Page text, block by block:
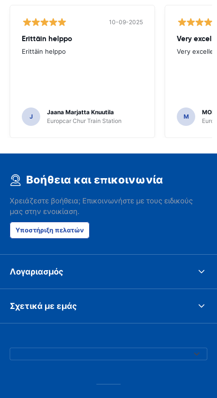
10-09-2025
Erittäin helppo
Erittäin helppo
J
Jaana Marjatta Knuutila
Europcar Chur Train Station
Very
Very
M
Βοήθεια και επικοινωνία
Χρειάζεστε βοήθεια; Επικοινωνήστε με τους ειδικούς
μας στην ενοικίαση.
Υποστήριξη πελατών
Λογαριασμός
Σχετικά με εμάς